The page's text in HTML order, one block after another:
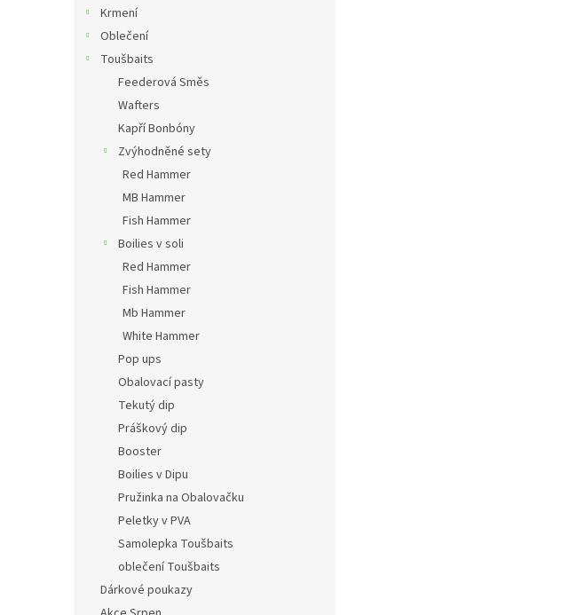
Krmení
Oblečení
Toušbaits
Feederová Směs
Wafters
Kapří Bonbóny
Zvýhodněné sety
Red Hammer
MB Hammer
Fish Hammer
Boilies v soli
Red Hammer
Fish Hammer
Mb Hammer
White Hammer
Pop ups
Obalovací pasty
Tekutý dip
Práškový dip
Booster
Boilies v Dipu
Pružinka na Obalovačku
Peletky v PVA
Samolepka Toušbaits
oblečení Toušbaits
Dárkové poukazy